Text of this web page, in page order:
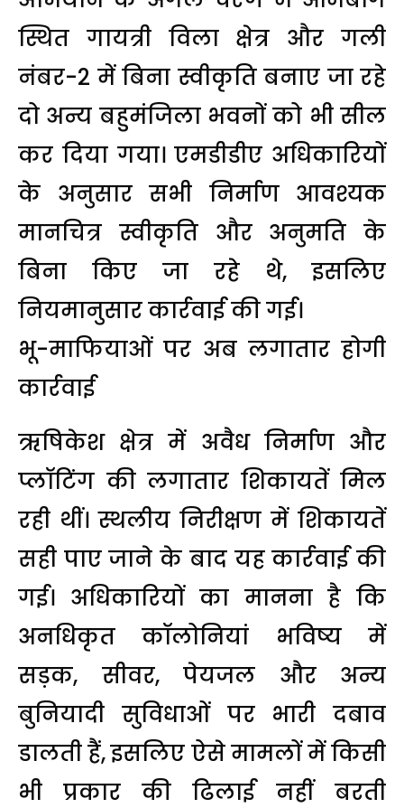
स्थित गायत्री विला क्षेत्र और गली
नंबर-2 में बिना स्वीकृति बनाए जा रहे
दो अन्य बहुमंजिला भवनों को भी सील
कर दिया गया। एमडीडीए अधिकारियों
के अनुसार सभी निर्माण आवश्यक
मानचित्र स्वीकृति और अनुमति के
बिना किए जा रहे थे, इसलिए
नियमानुसार कार्रवाई की गई।
भू-माफियाओं पर अब लगातार होगी
कार्रवाई
ऋषिकेश क्षेत्र में अवैध निर्माण और
प्लॉटिंग की लगातार शिकायतें मिल
रही थीं। स्थलीय निरीक्षण में शिकायतें
सही पाए जाने के बाद यह कार्रवाई की
गई। अधिकारियों का मानना है कि
अनधिकृत कॉलोनियां भविष्य में
सड़क, सीवर, पेयजल और अन्य
बुनियादी सुविधाओं पर भारी दबाव
डालती हैं, इसलिए ऐसे मामलों में किसी
भी प्रकार की ढिलाई नहीं बरती